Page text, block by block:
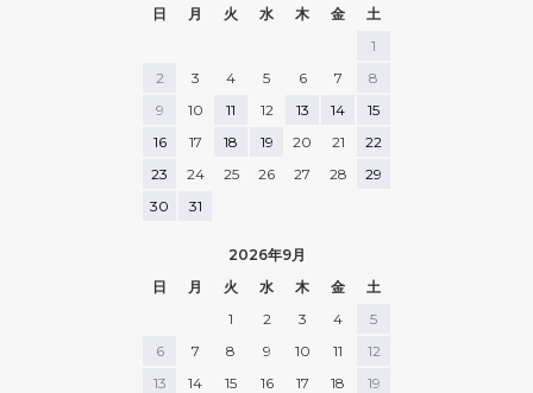
日
月 火 水 木 金
土
1
2
3 4 5 6 7
8
9
10 11 12 13 14
15
16
17 18 19 20 21
22
23
24 25 26 27 28
29
30
31
2026年9月
日
月 火 水 木 金
土
1
2 3 4
5
6
7 8 9 10 11
12
13
14 15 16 17 18
19